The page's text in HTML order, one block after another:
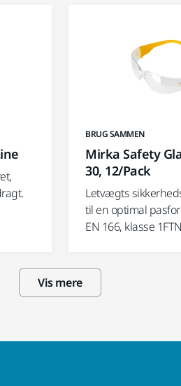
BRUG SAMMEN
Mirka Safety
30, 12/Pack
Letvægts
til en optimal
EN 166, klasse
Vis mere